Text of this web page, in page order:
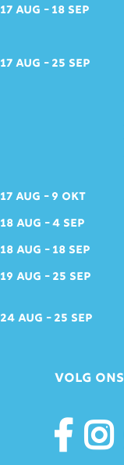
17 AUG 18 SEP
17 AUG 25 SEP
17 AUG 9 OKT
18 AUG 4 SEP
18 AUG 18 SEP
19 AUG 25 SEP
24 AUG 25 SEP
VOLG ONS